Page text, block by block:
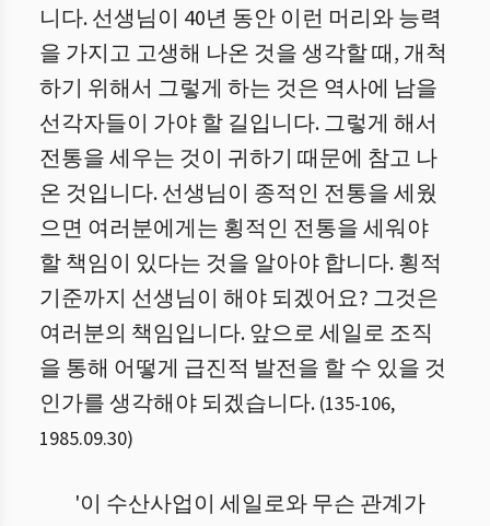
니다. 선생님이 40년 동안 이런 머리와 능력
을 가지고 고생해 나온 것을 생각할 때, 개척
하기 위해서 그렇게 하는 것은 역사에 남을
선각자들이 가야 할 길입니다. 그렇게 해서
전통을 세우는 것이 귀하기 때문에 참고 나
온 것입니다. 선생님이 종적인 전통을 세웠
으면 여러분에게는 횡적인 전통을 세워야
할 책임이 있다는 것을 알아야 합니다. 횡적
기준까지 선생님이 해야 되겠어요? 그것은
여러분의 책임입니다. 앞으로 세일로 조직
을 통해 어떻게 급진적 발전을 할 수 있을 것
인가를 생각해야 되겠습니다. (135-106,
1985.09.30)
'이 수산사업이 세일로와 무슨 관계가